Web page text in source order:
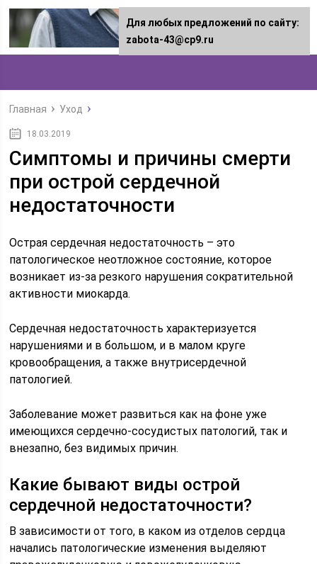
Главная Уход
18.03.2019
Симптомы и причины смерти
при острой сердечной
недостаточности
Острая сердечная недостаточность – это
патологическое неотложное состояние, которое
возникает из-за резкого нарушения сократительной
активности миокарда.
Сердечная недостаточность характеризуется
нарушениями и в большом, и в малом круге
кровообращения, а также внутрисердечной
патологией.
Заболевание может развиться как на фоне уже
имеющихся сердечно-сосудистых патологий, так и
внезапно, без видимых причин.
Какие бывают виды острой
сердечной недостаточности?
В зависимости от того, в каком из отделов сердца
начались патологические изменения выделяют
Для любых предложений по сайту:
zabota-43@cp9.ru